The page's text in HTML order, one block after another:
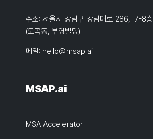
주소: 서울시 강남구 강남대로 286, 7-8층
(도곡동, 부영빌딩)
메일: hello@msap.ai
MSAP.ai
MSA Accelerator